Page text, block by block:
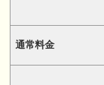
通常料金